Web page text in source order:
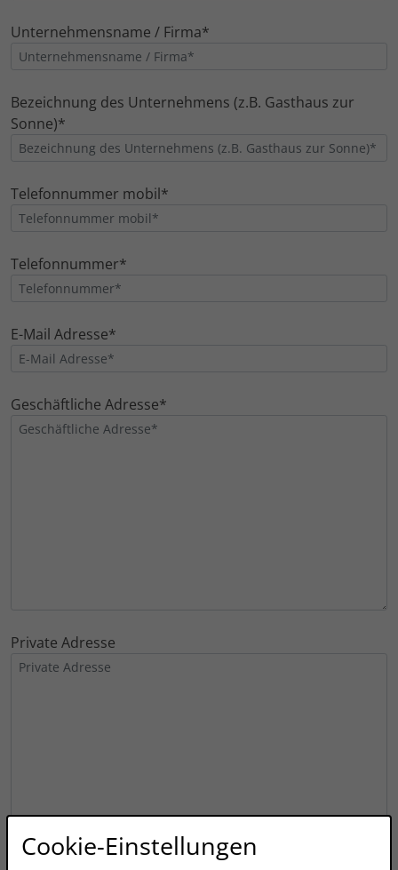
Unternehmensname / Firma*
Bezeichnung des Unternehmens (z.B. Gasthaus zur
Sonne)*
Telefonnummer mobil*
Telefonnummer*
E-Mail Adresse*
Geschäftliche Adresse*
Private Adresse
Cookie-Einstellungen